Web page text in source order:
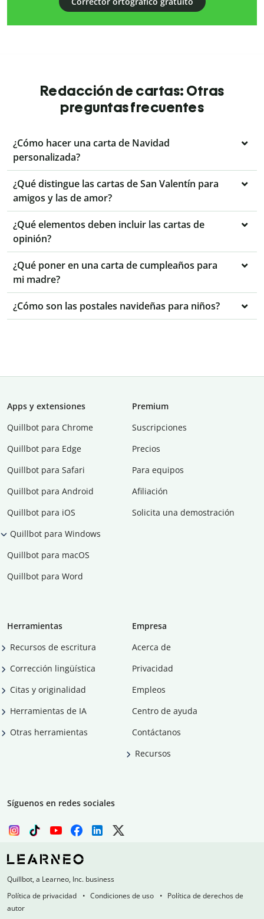
Redacción de cartas: Otras
preguntas frecuentes
¿Cómo hacer una carta de Navidad
personalizada?
¿Qué distingue las cartas de San Valentín para
amigos y las de amor?
¿Qué elementos deben incluir las cartas de
opinión?
¿Qué poner en una carta de cumpleaños para
mi madre?
¿Cómo son las postales navideñas para niños?
Apps y extensiones
Quillbot para Chrome
Quillbot para Edge
Quillbot para Safari
Quillbot para Android
Quillbot para iOS
Quillbot para Windows
Quillbot para macOS
Quillbot para Word
Premium
Suscripciones
Precios
Para equipos
Afiliación
Solicita una demostración
Herramientas
Recursos de escritura
Corrección lingüística
Citas y originalidad
Herramientas de IA
Otras herramientas
Empresa
Acerca de
Privacidad
Empleos
Centro de ayuda
Contáctanos
Recursos
Síguenos en redes sociales
Quillbot, a Learneo, Inc. business
Política de privacidad
Condiciones de uso
Política de derechos de
autor